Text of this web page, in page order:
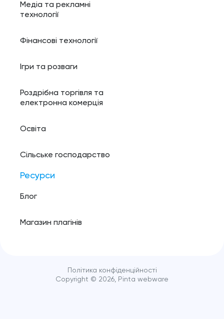
Медіа та рекламні
технології
Фінансові технології
Ігри та розваги
Роздрібна торгівля та
електронна комерція
Освіта
Сільське господарство
Ресурси
Блог
Магазин плагінів
Copyright ©️ 2026, Pinta webware
Політика конфіденційності